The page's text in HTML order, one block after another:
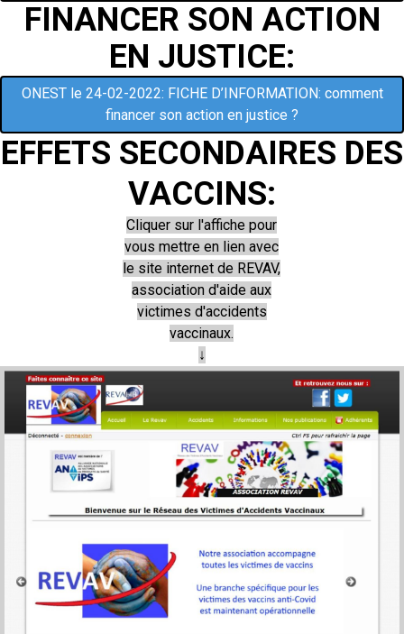
FINANCER SON ACTION
EN JUSTICE:
ONEST le 24-02-2022: FICHE D’INFORMATION: comment
financer son action en justice ?
EFFETS SECONDAIRES DES
VACCINS:
Cliquer sur l'affiche pour
vous mettre en lien avec
le site internet de REVAV,
association d'aide aux
victimes d'accidents
vaccinaux.
↓